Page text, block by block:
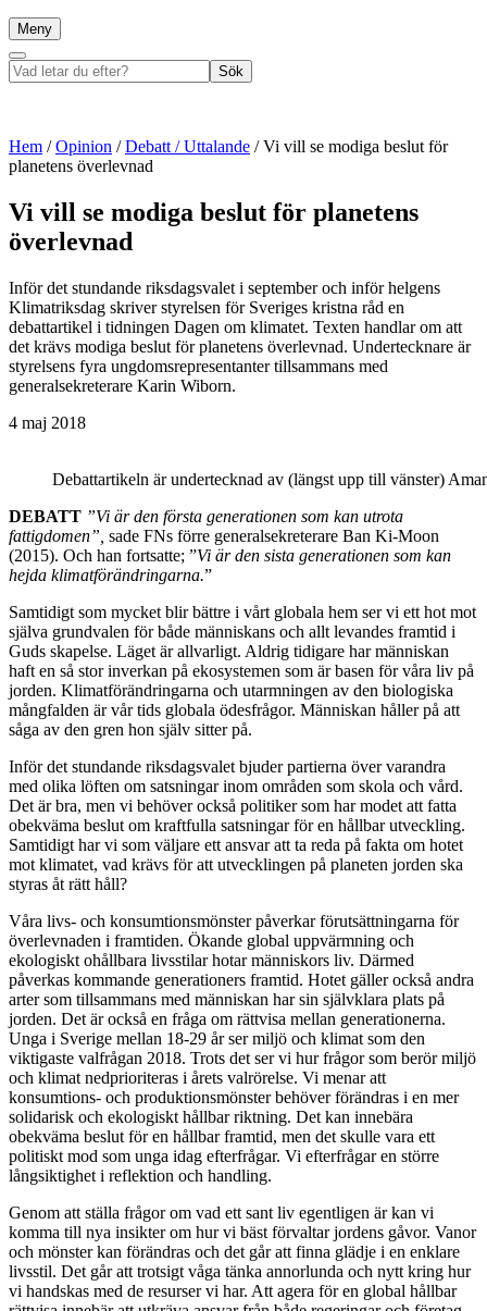
Meny
Sök
Vad
letar
Sök
Hem /Opinion /Debatt / Uttalande /Vi vill se modiga beslut för
planetens överlevnad
Vi vill se modiga beslut för planetens
överlevnad
Inför det stundande riksdagsvalet i september och inför helgens
Klimatriksdag skriver styrelsen för Sveriges kristna råd en
debattartikel i tidningen Dagen om klimatet. Texten handlar om att
det krävs modiga beslut för planetens överlevnad. Undertecknare är
styrelsens fyra ungdomsrepresentanter tillsammans med
generalsekreterare Karin Wiborn.
4 maj 2018
Debattartikeln är undertecknad av (längst upp till vänster)
DEBATT ”Vi är den första generationen som kan utrota
fattigdomen”, sade FNs förre generalsekreterare Ban Ki-Moon
(2015). Och han fortsatte; ”Vi är den sista generationen som kan
hejda klimatförändringarna.”
Samtidigt som mycket blir bättre i vårt globala hem ser vi ett hot mot
själva grundvalen för både människans och allt levandes framtid i
Guds skapelse. Läget är allvarligt. Aldrig tidigare har människan
haft en så stor inverkan på ekosystemen som är basen för våra liv på
jorden. Klimatförändringarna och utarmningen av den biologiska
mångfalden är vår tids globala ödesfrågor. Människan håller på att
såga av den gren hon själv sitter på.
Inför det stundande riksdagsvalet bjuder partierna över varandra
med olika löften om satsningar inom områden som skola och vård.
Det är bra, men vi behöver också politiker som har modet att fatta
obekväma beslut om kraftfulla satsningar för en hållbar utveckling.
Samtidigt har vi som väljare ett ansvar att ta reda på fakta om hotet
mot klimatet, vad krävs för att utvecklingen på planeten jorden ska
styras åt rätt håll?
Våra livs- och konsumtionsmönster påverkar förutsättningarna för
överlevnaden i framtiden. Ökande global uppvärmning och
ekologiskt ohållbara livsstilar hotar människors liv. Därmed
påverkas kommande generationers framtid. Hotet gäller också andra
arter som tillsammans med människan har sin självklara plats på
jorden. Det är också en fråga om rättvisa mellan generationerna.
Unga i Sverige mellan 18-29 år ser miljö och klimat som den
viktigaste valfrågan 2018. Trots det ser vi hur frågor som berör miljö
och klimat nedprioriteras i årets valrörelse. Vi menar att
konsumtions- och produktionsmönster behöver förändras i en mer
solidarisk och ekologiskt hållbar riktning. Det kan innebära
obekväma beslut för en hållbar framtid, men det skulle vara ett
politiskt mod som unga idag efterfrågar. Vi efterfrågar en större
långsiktighet i reflektion och handling.
Genom att ställa frågor om vad ett sant liv egentligen är kan vi
komma till nya insikter om hur vi bäst förvaltar jordens gåvor. Vanor
och mönster kan förändras och det går att finna glädje i en enklare
livsstil. Det går att trotsigt våga tänka annorlunda och nytt kring hur
vi handskas med de resurser vi har. Att agera för en global hållbar